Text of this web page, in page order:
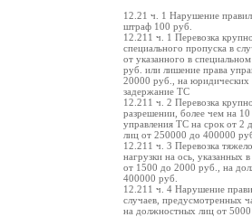
12.21 ч. 1 Нарушение
штраф 100 руб.
12.211 ч. 1 Перевозка
специального пропуска в
от указанного в
руб. или лишение права
20000 руб., на юридических
задержание ТС
12.211 ч. 2 Перевозка
разрешении, более чем на
управления ТС на срок от
лиц от 250000 до 400000
12.211 ч. 3 Перевозка
нагрузки на ось, указанных
от 1500 до 2000 руб., на
400000 руб.
12.211 ч. 4 Нарушение
случаев, предусмотренных
на должностных лиц от